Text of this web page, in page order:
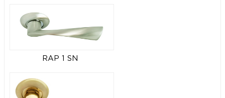
RAP 1 SN